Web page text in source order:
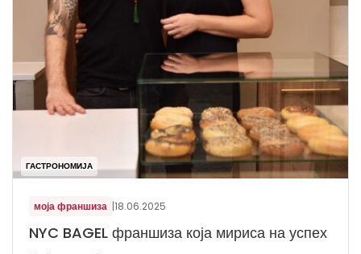
ГАСТРОНОМИЈА
моја франшиза |18.06.2025
NYC BAGEL франшиза која мириса на успех